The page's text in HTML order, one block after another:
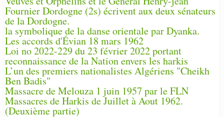
Fournier Dordogne (2s) écrivent aux deux sénateurs
de la Dordogne.
la symbolique de la danse orientale par Dyanka.
Les accords d'Évian 18 mars 1962
Loi no 2022-229 du 23 février 2022 portant
reconnaissance de la Nation envers les harkis
L’un des premiers nationalistes Algériens "Cheikh
Ben Badis"
Massacre de Melouza 1 juin 1957 par le FLN
Massacres de Harkis de Juillet à Aout 1962.
(Deuxième partie)